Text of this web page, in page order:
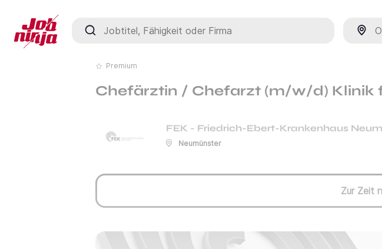
Jobtitel, Fähigkeit oder Firma
Premium
Chefärztin / Chefarzt (m/w/d) Klinik
FEK - Friedrich-Ebert-Krankenhaus
Neumünster
Zur Zeit